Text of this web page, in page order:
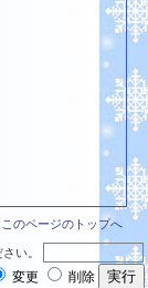
のページのトップへ
い。
変更 削除